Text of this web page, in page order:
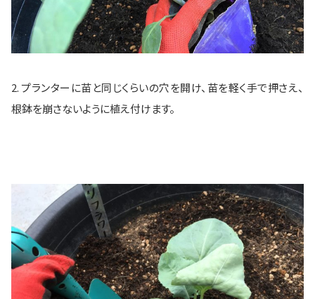
2. プランターに苗と同じくらいの穴を開け、苗を軽く手で押さえ、
根鉢を崩さないように植え付けます。